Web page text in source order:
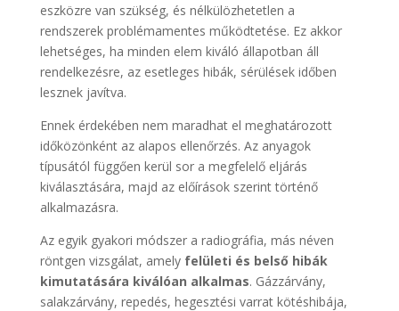
eszközre van szükség, és nélkülözhetetlen a
rendszerek problémamentes működtetése. Ez akkor
lehetséges, ha minden elem kiváló állapotban áll
rendelkezésre, az esetleges hibák, sérülések időben
lesznek javítva.
Ennek érdekében nem maradhat el meghatározott
időközönként az alapos ellenőrzés. Az anyagok
típusától függően kerül sor a megfelelő eljárás
kiválasztására, majd az előírások szerint történő
alkalmazásra.
Az egyik gyakori módszer a radiográfia, más néven
röntgen vizsgálat, amelyfelületi és belső hibák
kimutatására kiválóan alkalmas. Gázzárvány,
salakzárvány, repedés, hegesztési varrat kötéshibája,